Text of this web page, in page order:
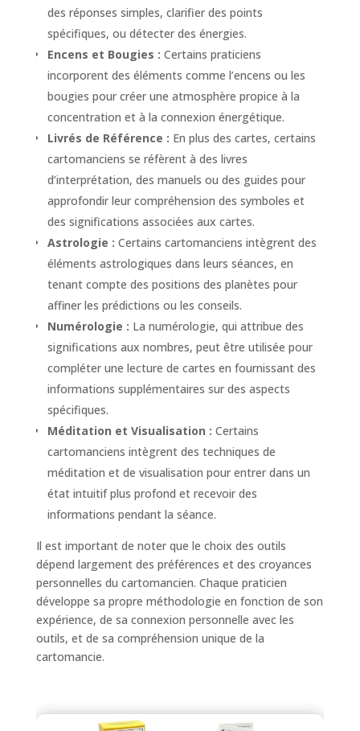
des réponses simples, clarifier des points
spécifiques, ou détecter des énergies.
Encens et Bougies : Certains praticiens
incorporent des éléments comme l’encens ou les
bougies pour créer une atmosphère propice à la
concentration et à la connexion énergétique.
Livrés de Référence : En plus des cartes, certains
cartomanciens se réfèrent à des livres
d’interprétation, des manuels ou des guides pour
approfondir leur compréhension des symboles et
des significations associées aux cartes.
Astrologie : Certains cartomanciens intègrent des
éléments astrologiques dans leurs séances, en
tenant compte des positions des planètes pour
affiner les prédictions ou les conseils.
Numérologie : La numérologie, qui attribue des
significations aux nombres, peut être utilisée pour
compléter une lecture de cartes en fournissant des
informations supplémentaires sur des aspects
spécifiques.
Méditation et Visualisation : Certains
cartomanciens intègrent des techniques de
méditation et de visualisation pour entrer dans un
état intuitif plus profond et recevoir des
informations pendant la séance.
Il est important de noter que le choix des outils
dépend largement des préférences et des croyances
personnelles du cartomancien. Chaque praticien
développe sa propre méthodologie en fonction de son
expérience, de sa connexion personnelle avec les
outils, et de sa compréhension unique de la
cartomancie.